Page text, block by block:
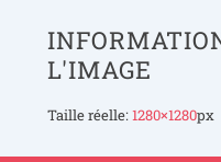
L'IMAGE
Taille réelle:1280×1280px